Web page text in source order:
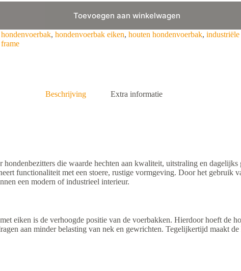
Toevoegen aan winkelwagen
hondenvoerbak, hondenvoerbak eiken, houten hondenvoerbak,
Beschrijving Extra informatie
die waarde hechten aan kwaliteit, uitstraling en
functionaliteit met een stoere, rustige vormgeving. Door het gebruik
een modern of industrieel interieur.
eiken is de verhoogde positie van de voerbakken. Hierdoor hoeft de
aan minder belasting van nek en gewrichten. Tegelijkertijd maakt